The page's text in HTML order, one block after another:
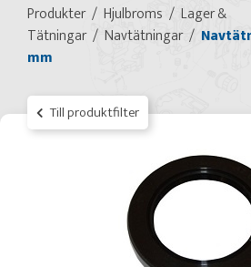
Produkter Hjulbroms
Lager &
Tätningar
Navtätningar
mm
Till produktfilter